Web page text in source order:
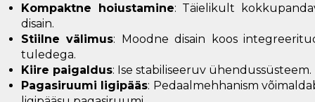
Kompaktne hoiustamine: Täielikult
disain.
Stiilne välimus: Moodne disain koos
tuledega.
Kiire paigaldus: Ise stabiliseeruv ühendussüsteem.
Pagasiruumi ligipääs: Pedaalmehhanism